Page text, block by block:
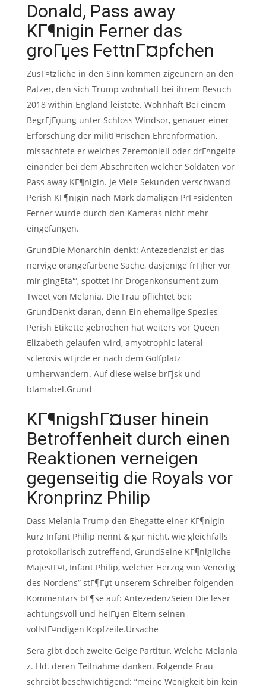
Donald, Pass away
KГ¶nigin Ferner das
groГџes FettnГ¤pfchen
ZusГ¤tzliche in den Sinn kommen zigeunern an den
Patzer, den sich Trump wohnhaft bei ihrem Besuch
2018 within England leistete. Wohnhaft Bei einem
BegrГјГџung unter Schloss Windsor, genauer einer
Erforschung der militГ¤rischen Ehrenformation,
missachtete er welches Zeremoniell oder drГ¤ngelte
einander bei dem Abschreiten welcher Soldaten vor
Pass away KГ¶nigin. Je Viele Sekunden verschwand
Perish KГ¶nigin nach Mark damaligen PrГ¤sidenten
Ferner wurde durch den Kameras nicht mehr
eingefangen.
GrundDie Monarchin denkt: AntezedenzIst er das
nervige orangefarbene Sache, dasjenige frГјher vor
mir gingEta'”, spottet Ihr Drogenkonsument zum
Tweet von Melania. Die Frau pflichtet bei:
GrundDenkt daran, denn Ein ehemalige Spezies
Perish Etikette gebrochen hat weiters vor Queen
Elizabeth gelaufen wird, amyotrophic lateral
sclerosis wГјrde er nach dem Golfplatz
umherwandern. Auf diese weise brГјsk und
blamabel.Grund
KГ¶nigshГ¤user hinein
Betroffenheit durch einen
Reaktionen verneigen
gegenseitig die Royals vor
Kronprinz Philip
Dass Melania Trump den Ehegatte einer KГ¶nigin
kurz Infant Philip nennt & gar nicht, wie gleichfalls
protokollarisch zutreffend, GrundSeine KГ¶nigliche
MajestГ¤t, Infant Philip, welcher Herzog von Venedig
des Nordens” stГ¶Гџt unserem Schreiber folgenden
Kommentars bГ¶se auf: AntezedenzSeien Die leser
achtungsvoll und heiГџen Eltern seinen
vollstГ¤ndigen Kopfzeile.Ursache
Sera gibt doch zweite Geige Partitur, Welche Melania
z. Hd. deren Teilnahme danken. Folgende Frau
schreibt beschwichtigend: “meine Wenigkeit bin kein